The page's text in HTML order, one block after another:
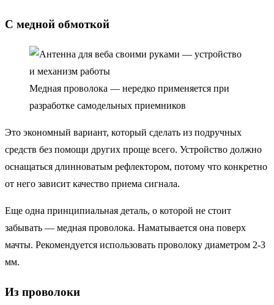
С медной обмоткой
Медная проволока — нередко применяется при
разработке самодельных приемников
Это экономный вариант, который сделать из подручных
средств без помощи других проще всего. Устройство должно
оснащаться длинноватым рефлектором, потому что конкретно
от него зависит качество приема сигнала.
Еще одна принципиальная деталь, о которой не стоит
забывать — медная проволока. Наматывается она поверх
мачты. Рекомендуется использовать проволоку диаметром 2-3
мм.
Из проволоки